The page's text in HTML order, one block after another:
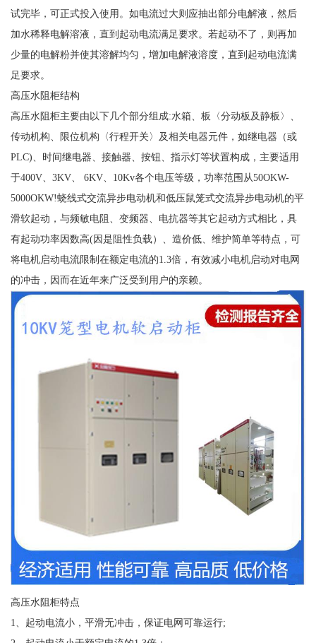
试完毕，可正式投入使用。如电流过大则应抽出部分电解液，然后
加水稀释电解溶液，直到起动电流满足要求。若起动不了，则再加
少量的电解粉并使其溶解均匀，增加电解液溶度，直到起动电流满
足要求。
高压水阻柜结构
高压水阻柜主要由以下几个部分组成:水箱、板〈分动板及静板〉、
传动机构、限位机构〈行程开关〉及相关电器元件，如继电器（或
PLC)、时间继电器、接触器、按钮、指示灯等状置构成，主要适用
于400V、3KV、 6KV、10Kv各个电压等级，功率范围从50OKW-
5000OKW!蛲线式交流异步电动机和低压鼠笼式交流异步电动机的平
滑软起动，与频敏电阻、变频器、电抗器等其它起动方式相比，具
有起动功率因数高(因是阻性负载）、造价低、维护简单等特点，可
将电机启动电流限制在额定电流的1.3倍，有效减小电机启动对电网
的冲击，因而在近年来广泛受到用户的亲赖。
高压水阻柜特点
1、起动电流小，平滑无冲击，保证电网可靠运行;